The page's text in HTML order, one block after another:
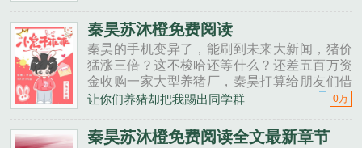
秦昊二狗子，借500万买点......
秦昊苏沐橙免费阅读
秦昊的手机变异了，能刷到未来大新闻，猪价
猛涨三倍？这不梭哈还等什么？还差五百万资
金收购一家大型养猪厂，秦昊打算给朋友们借
一点。秦昊老班长啊，我想回家养猪，要不要
秦昊二狗子，借500万买点......
让你们养猪却把我踢出同学群 0万
秦昊苏沐橙免费阅读全文最新章节